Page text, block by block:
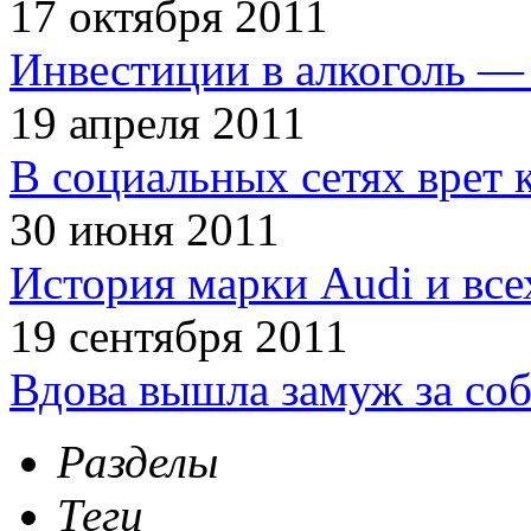
17 октября 2011
Инвестиции в алкоголь —
19 апреля 2011
В социальных сетях врет
30 июня 2011
История марки Audi и
19 сентября 2011
Вдова вышла замуж за
Разделы
Теги